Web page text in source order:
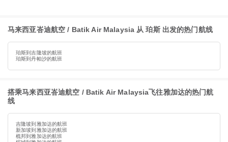
马来西亚峇迪航空 / Batik Air Malaysia 从 珀斯 出发的热门航线
珀斯到吉隆坡的航班
珀斯到丹帕沙的航班
搭乘马来西亚峇迪航空 / Batik Air Malaysia飞往雅加达的热门航
线
吉隆坡到雅加达的航班
新加坡到雅加达的航班
梳邦到雅加达的航班